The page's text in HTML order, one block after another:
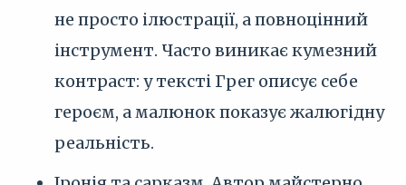
не просто ілюстрації, а повноцінний
інструмент. Часто виникає кумезний
контраст: у тексті Грег описує себе
героєм, а малюнок показує жалюгідну
реальність.